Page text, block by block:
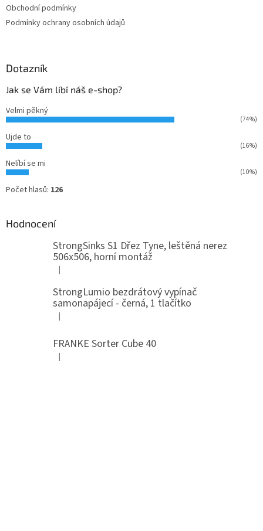
Obchodní podmínky
Podmínky ochrany osobních údajů
Dotazník
Jak se Vám líbí náš e-shop?
Velmi pěkný
(74%)
Ujde to
(16%)
Nelíbí se mi
(10%)
Počet hlasů: 126
Hodnocení
StrongSinks S1 Dřez Tyne, leštěná nerez
506x506, horní montáž
Hodnocení produktu je 5 z 5 hvězdiček.
|
StrongLumio bezdrátový vypínač
samonapájecí - černá, 1 tlačítko
Hodnocení produktu je 4 z 5 hvězdiček.
|
FRANKE Sorter Cube 40
Hodnocení produktu je 3 z 5 hvězdiček.
|